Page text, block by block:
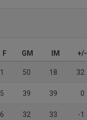
F GM IM +/-
1 50 18 32
5 39 39 0
6 32 33 -1